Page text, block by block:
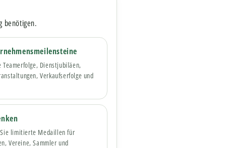
benötigen.
Teamerfolge, Dienstjubiläen,
Verkaufserfolge und
limitierte Medaillen für
Vereine, Sammler und